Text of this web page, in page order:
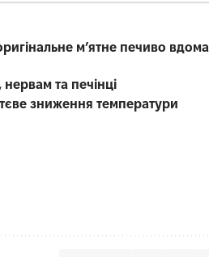
м’ятне печиво вдома
та печінці
зниження температури